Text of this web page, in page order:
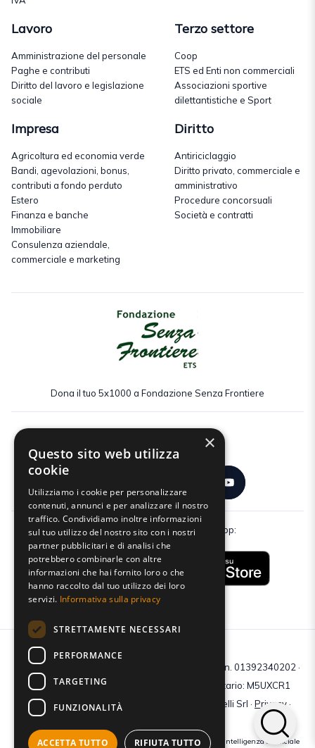
Lavoro
Amministrazione del personale
Paghe e contributi
Diritto del lavoro e legislazione
sociale
Terzo settore
Coop
ETS ed Enti non commerciali
Associazioni sportive
dilettantistiche e Sport
Impresa
Agricoltura ed economia verde
Bandi, agevolazioni, bonus,
contributi a fondo perduto
Estero
Finanza e banche
Immobiliare
Consulenza aziendale,
commerciale e marketing
Diritto
Antiriciclaggio
Diritto privato, commerciale e
amministrativo
Procedure concorsuali
Società e contratti
Dona il tuo 5x1000 a Fondazione Senza Frontiere
Scarica gratuitamente la nostra app:
C.F e P.IVA: 01392340202 · Reg.Imp. di Mantova: n. 01392340202 ·
Capitale sociale € 210.400 i.v. · Codice destinatario: M5UXCR1
© 2026 Tutti i diritti riservati · Centro Studi Castelli Srl · Privacy·
Crediti immagini: bigstockphoto | generate tramite modelli di Intelligenza Artificiale
×
Questo sito web utilizza
cookie
Utilizziamo i cookie per personalizzare
contenuti, annunci e per analizzare il nostro
traffico. Condividiamo inoltre informazioni
sul tuo utilizzo del nostro sito con i nostri
partner pubblicitari e di analisi che
potrebbero combinarle con altre
informazioni che hai fornito loro o che
hanno raccolto dal tuo utilizzo dei loro
servizi. Informativa sulla privacy
STRETTAMENTE NECESSARI
PERFORMANCE
TARGETING
FUNZIONALITÀ
ACCETTA TUTTO RIFIUTA TUTTO